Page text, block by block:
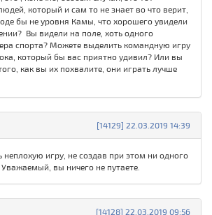
который и сам то не знает во что верит,
бы не уровня Камы, что хорошего увидели
Вы видели на поле, хоть одного
спорта? Можете выделить командную игру
который бы вас приятно удивил? Или вы
как вы их похвалите, они играть лучше
[14129] 22.03.2019 14:39
неплохую игру, не создав при этом ни одного
вы ничего не путаете.
[14128] 22.03.2019 09:56